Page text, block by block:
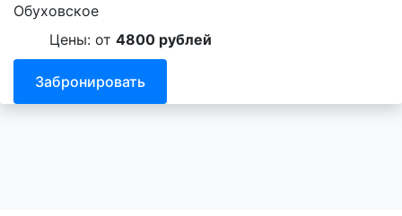
Обуховское
Цены: от 4800 рублей
Забронировать